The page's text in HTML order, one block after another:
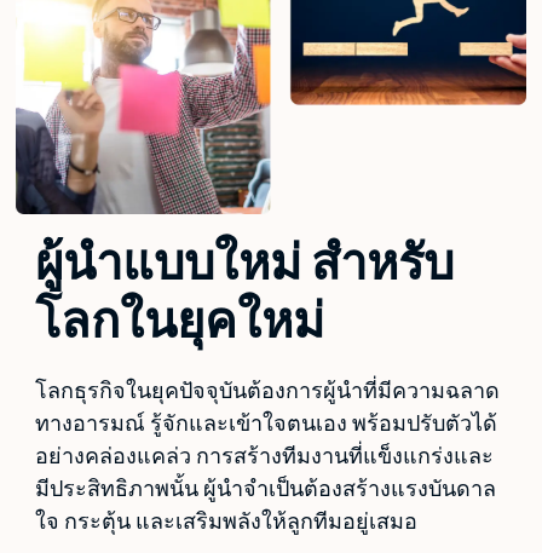
ผู้นำแบบใหม่ สำหรับ
โลกในยุคใหม่
โลกธุรกิจในยุคปัจจุบันต้องการผู้นำที่มีความฉลาด
ทางอารมณ์ รู้จักและเข้าใจตนเอง พร้อมปรับตัวได้
อย่างคล่องแคล่ว การสร้างทีมงานที่แข็งแกร่งและ
มีประสิทธิภาพนั้น ผู้นำจำเป็นต้องสร้างแรงบันดาล
ใจ กระตุ้น และเสริมพลังให้ลูกทีมอยู่เสมอ